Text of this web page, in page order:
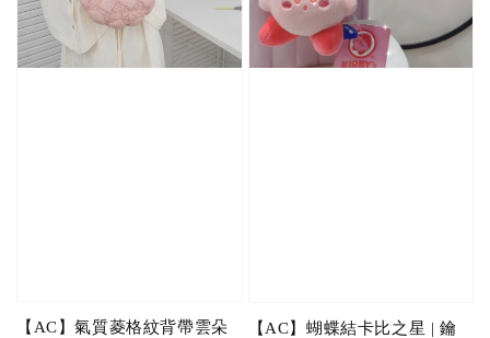
【AC】氣質菱格紋背帶雲朵
【AC】蝴蝶結卡比之星 | 鑰